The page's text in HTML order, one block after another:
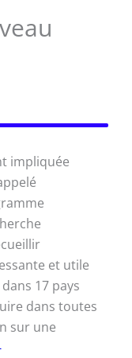
impliquée
et utile
17 pays
dans toutes
sur une